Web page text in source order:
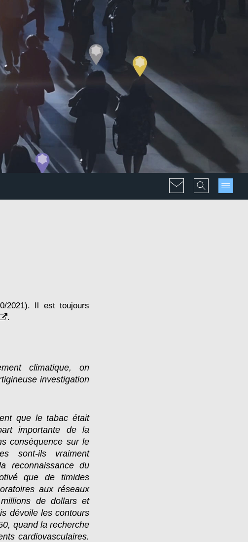
2021). Il est toujours
.
climatique, on
investigation
que le tabac était
importante de la
conséquence sur le
sont-ils vraiment
reconnaissance du
que de timides
aux réseaux
de dollars et
dévoile les contours
quand la recherche
cardiovasculaires.